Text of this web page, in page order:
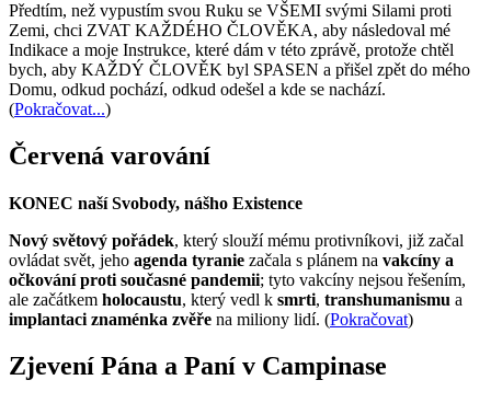
Předtím, než vypustím svou Ruku se VŠEMI svými Silami proti
Zemi, chci ZVAT KAŽDÉHO ČLOVĚKA, aby následoval mé
Indikace a moje Instrukce, které dám v této zprávě, protože chtěl
bych, aby KAŽDÝ ČLOVĚK byl SPASEN a přišel zpět do mého
Domu, odkud pochází, odkud odešel a kde se nachází.
(Pokračovat...)
Červená varování
KONEC naší Svobody, nášho Existence
Nový světový pořádek, který slouží mému protivníkovi, již začal
ovládat svět, jeho agenda tyranie začala s plánem na vakcíny a
očkování proti současné pandemii; tyto vakcíny nejsou řešením,
ale začátkem holocaustu, který vedl k smrti, transhumanismu a
implantaci znaménka zvěře na miliony lidí. (Pokračovat)
Zjevení Pána a Paní v Campinase